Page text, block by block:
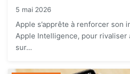
5 mai 2026
Apple s’apprête à renforcer son
Apple Intelligence, pour rivaliser
sur...